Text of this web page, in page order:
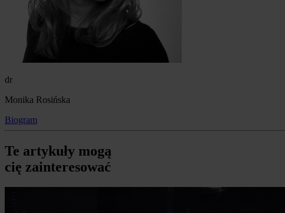
dr
Monika Rosińska
Biogram
Te artykuły mogą
cię zainteresować